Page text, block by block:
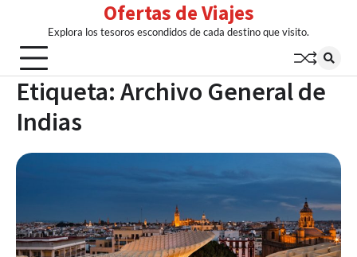
content
Ofertas de Viajes
Explora los tesoros escondidos de cada destino que visito.
Etiqueta: Archivo General de
Indias